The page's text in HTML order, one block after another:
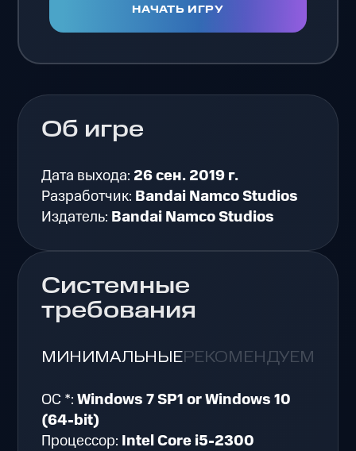
НАЧАТЬ ИГРУ
Об игре
Дата выхода: 26 сен. 2019 г.
Разработчик: Bandai Namco Studios
Издатель: Bandai Namco Studios
Системные
требования
МИНИМАЛЬНЫЕРЕКОМЕНДУЕМЫЕ
ОС *:Windows 7 SP1 or Windows 10
(64-bit)
Процессор: Intel Core i5-2300